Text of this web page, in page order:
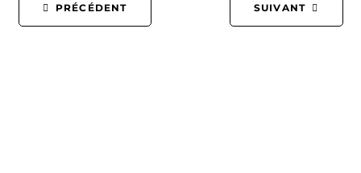
PRÉCÉDENT SUIVANT